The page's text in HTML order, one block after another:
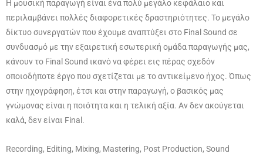
Η μουσική παραγωγή είναι ένα πολύ μεγάλο κεφάλαιο και
περιλαμβάνει πολλές διαφορετικές δραστηριότητες. Το μεγάλο
δίκτυο συνεργατών που έχουμε αναπτύξει στο Final Sound σε
συνδυασμό με την εξαιρετική εσωτερική ομάδα παραγωγής μας,
κάνουν το Final Sound ικανό να φέρει εις πέρας σχεδόν
οποιοδήποτε έργο που σχετίζεται με το αντικείμενο ήχος. Όπως
στην ηχογράφηση, έτσι και στην παραγωγή, ο βασικός μας
γνώμονας είναι η ποιότητα και η τελική αξία. Αν δεν ακούγεται
καλά, δεν είναι Final.
Recording, Editing, Mixing, Mastering, Post Production, Sound